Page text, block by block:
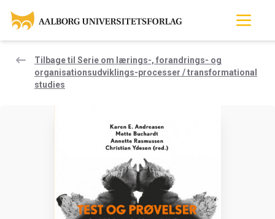
Tilbage til Serie om lærings-, forandrings- og
organisationsudviklings-processer / transformational
studies